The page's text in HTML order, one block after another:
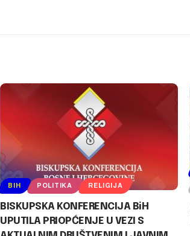
BIH POLITIKA RELIGIJA
BISKUPSKA KONFERENCIJA BiH
UPUTILA PRIOPĆENJE U VEZI S